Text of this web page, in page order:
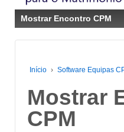
Mostrar Encontro CPM
Início › Software Equipas
Mostrar
CPM